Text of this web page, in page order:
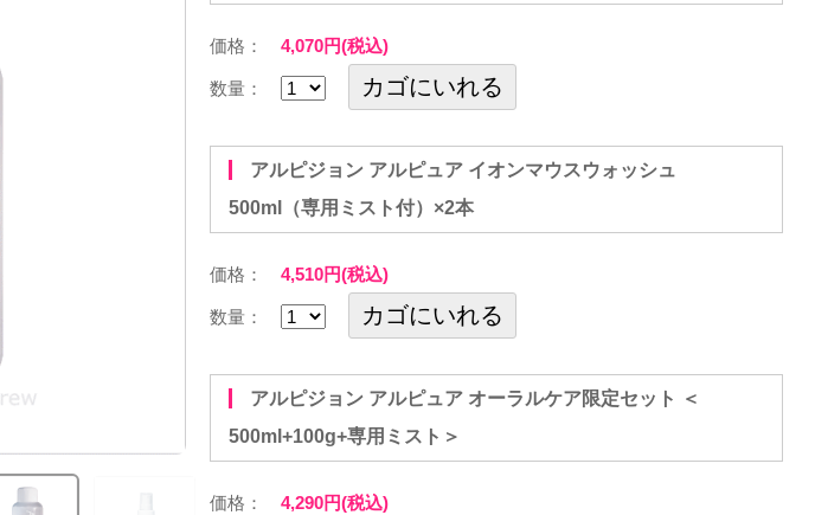
価格：4,070円(税込)
数量：
アルピジョン アルピュア イオンマウスウォッシュ
500ml（専用ミスト付）×2本
価格：4,510円(税込)
数量：
アルピジョン アルピュア オーラルケア限定セット ＜
500ml+100g+専用ミスト＞
価格：4,290円(税込)